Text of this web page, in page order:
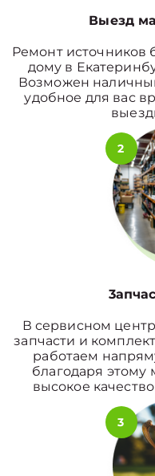
Выезд
Ремонт источников
дому в
Возможен
удобное для вас
2
В сервисном
запчасти и
работаем
благодаря
высокое
3